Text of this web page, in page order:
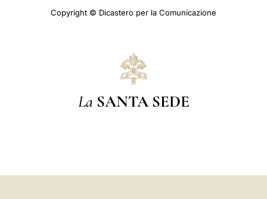
Copyright © Dicastero per la Comunicazione
La SANTA SEDE